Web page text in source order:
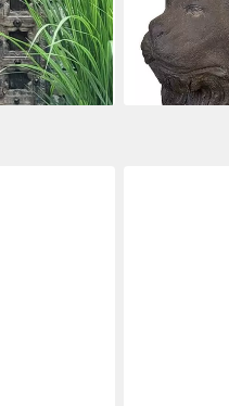
Steinguss/
für Haus
399,00 €
lieferbar - in